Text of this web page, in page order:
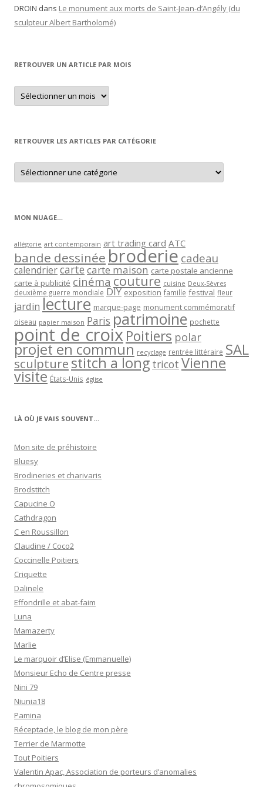
DROIN dans Le monument aux morts de Saint-Jean-d’Angély (du
sculpteur Albert Bartholomé)
RETROUVER UN ARTICLE PAR MOIS
Retrouver
un
article
RETROUVER LES ARTICLES PAR CATÉGORIE
Retrouver
les
articles
MON NUAGE…
allégorie art contemporain art trading card ATC
bande dessinée broderie cadeau
calendriercartecarte maison carte postale ancienne
carte à publicité cinéma couture cuisine Deux-Sèvres
deuxième guerre mondiale DIY exposition famille festival fleur
jardin lecture marque-page monument commémoratif
oiseau papier maison Paris patrimoine pochette
point de croixPoitiers polar
projet en commun recyclage rentrée littéraire SAL
sculpturestitch a long tricot Vienne
visite États-Unis église
LÀ OÙ JE VAIS SOUVENT…
Mon site de préhistoire
Bluesy
Brodineries et charivaris
Brodstitch
Capucine O
Cathdragon
C en Roussillon
Claudine / Coco2
Coccinelle Poitiers
Criquette
Dalinele
Effondrille et abat-faim
Luna
Mamazerty
Marlie
Le marquoir d’Elise (Emmanuelle)
Monsieur Echo de Centre presse
Nini 79
Niunia18
Pamina
Réceptacle, le blog de mon père
Terrier de Marmotte
Tout Poitiers
Valentin Apac, Association de porteurs d’anomalies